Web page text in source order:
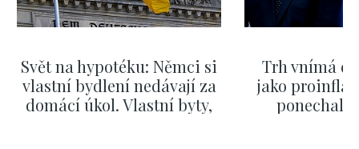
Svět na hypotéku: Němci si
vlastní bydlení nedávají za
domácí úkol. Vlastní byty,
Trh vnímá
jako
ponechali